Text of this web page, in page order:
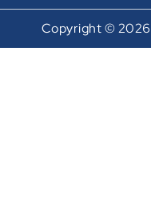
Copyright © 2026